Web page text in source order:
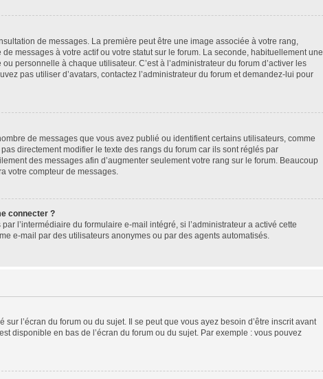
de messages. La première peut être une image associée à votre rang,
messages à votre actif ou votre statut sur le forum. La seconde, habituellement une
personnelle à chaque utilisateur. C’est à l’administrateur du forum d’activer les
pas utiliser d’avatars, contactez l’administrateur du forum et demandez-lui pour
de messages que vous avez publié ou identifient certains utilisateurs, comme
directement modifier le texte des rangs du forum car ils sont réglés par
des messages afin d’augmenter seulement votre rang sur le forum. Beaucoup
votre compteur de messages.
connecter ?
l’intermédiaire du formulaire e-mail intégré, si l’administrateur a activé cette
e-mail par des utilisateurs anonymes ou par des agents automatisés.
l’écran du forum ou du sujet. Il se peut que vous ayez besoin d’être inscrit avant
disponible en bas de l’écran du forum ou du sujet. Par exemple : vous pouvez